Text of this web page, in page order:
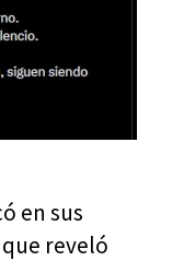
en sus
reveló